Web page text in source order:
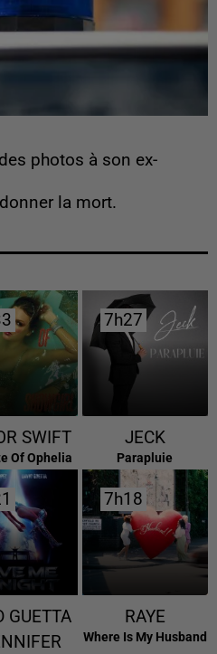
photos à son ex-
la mort.
SWIFT
Of Ophelia
7h27
7h27
JECK
Parapluie
GUETTA
7h18
7h18
RAYE
Where Is My Husband